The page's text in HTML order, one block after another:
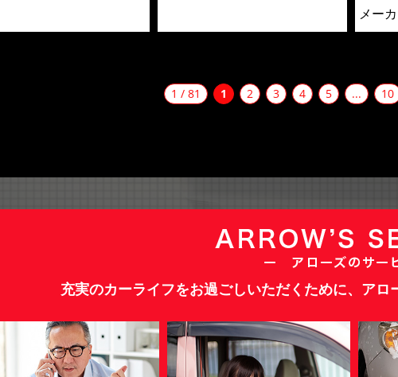
メー
1 / 81 1 2 3 4 5 ... 10
充実のカーライフをお過ごしいただくために、アロ